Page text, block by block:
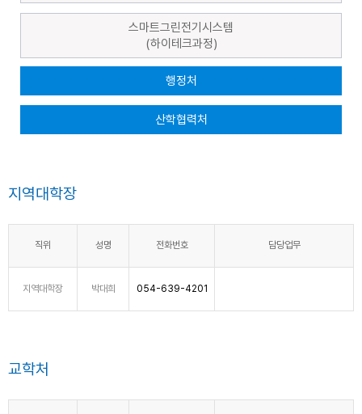
스마트그린전기시스템
(하이테크과정)
행정처
산학협력처
지역대학장
직위 성명 전화번호 담당업무
지역대학장 박대희 054-639-4201
교학처